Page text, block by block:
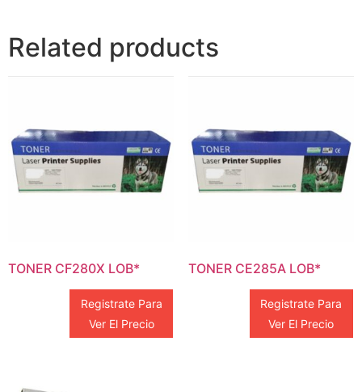
Related products
TONER CF280X LOB*
Registrate Para
Ver El Precio
TONER CE285A LOB*
Registrate Para
Ver El Precio